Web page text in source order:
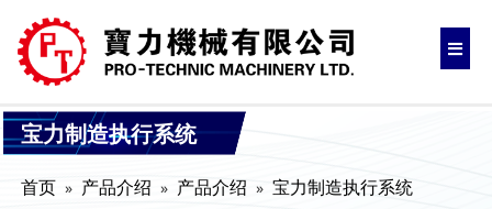
宝力制造执行系统
首页 产品介绍 产品介绍 宝力制造执行系统